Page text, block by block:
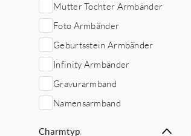
Mutter Tochter Armbänder
Foto Armbänder
Geburtsstein Armbänder
Infinity Armbänder
Gravurarmband
Namensarmband
Charmtyp